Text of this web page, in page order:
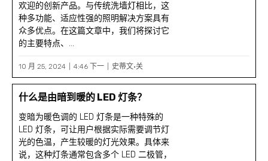
欢迎的创新产品。与传统洗墙灯相比，这
种多功能、适应性强的照明解决方案具有
众多优点。在这篇文章中，我们将探讨它
的主要特点、...
10 月 25, 2024 4:46 下一 史蒂文·关
什么是由暗到暖的 LED 灯条？
变暗为暖色调的 LED 灯条是一种特殊的
LED 灯条，可让用户根据实际需要调节灯
光的色温，产生较暖的灯光效果。具体来
说，这种灯条通常包含多个 LED 二极管，